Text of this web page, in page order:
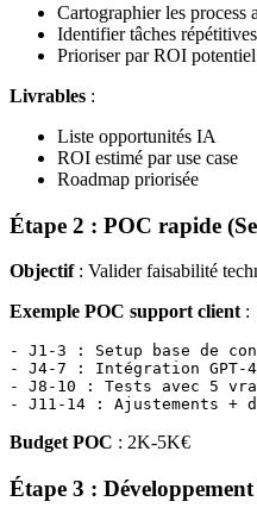
Cartographier les process
Identifier tâches
Prioriser par ROI potentiel
Livrables :
Liste opportunités IA
ROI estimé par use case
Roadmap priorisée
Étape 2 : POC rapide
Objectif: Valider faisabilité
Exemple POC support client:
- J1-3 : Setup base de
- J4-7 : Intégration GPT-4
- J8-10 : Tests avec 5
Budget POC : 2K-5K€
Étape 3 :